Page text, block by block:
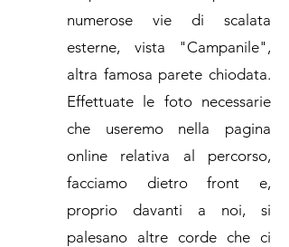
numerose vie di scalata
esterne, vista "Campanile",
altra famosa parete chiodata.
Effettuate le foto necessarie
che useremo nella pagina
online relativa al percorso,
facciamo dietro front e,
proprio davanti a noi, si
palesano altre corde che ci